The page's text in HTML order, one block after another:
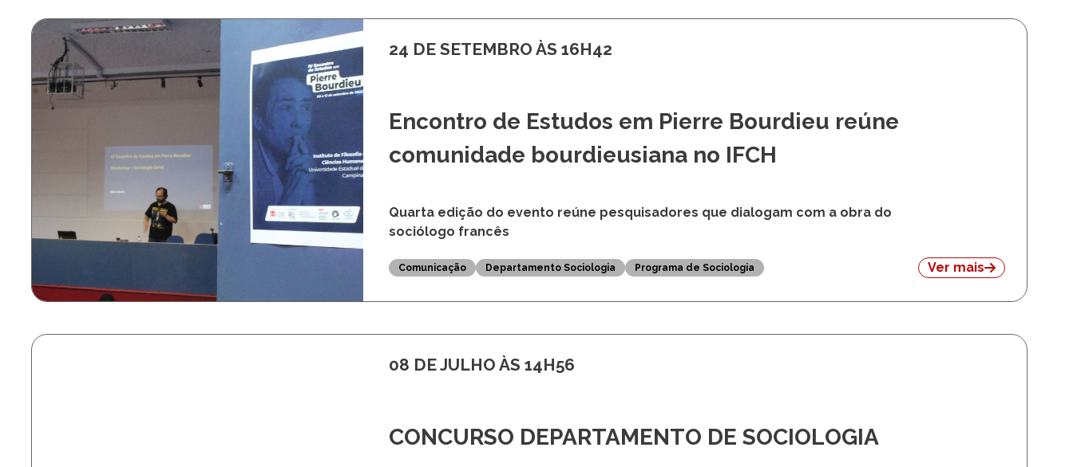
24 DE SETEMBRO ÀS 16H42
Encontro de Estudos em Pierre Bourdieu reúne
comunidade bourdieusiana no IFCH
Quarta edição do evento reúne pesquisadores que dialogam com a obra do
sociólogo francês
Comunicação Departamento Sociologia Programa de Sociologia Ver mais
08 DE JULHO ÀS 14H56
CONCURSO DEPARTAMENTO DE SOCIOLOGIA